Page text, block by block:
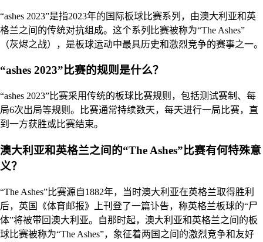
“ashes 2023”是指2023年的国际板球比赛系列，由澳大利亚和英
格兰之间的传统对抗组成。这个系列比赛被称为“The Ashes”
（灰烬之战），是板球运动中最具历史和激烈竞争的赛事之一。
“ashes 2023”比赛的规则是什么？
“ashes 2023”比赛采用传统的板球比赛规则，包括测试赛制、每
局6次出局等规则。比赛通常持续数天，每天进行一局比赛，直
到一方获胜或比赛结束。
澳大利亚和英格兰之间的“The Ashes”比赛有何特殊意
义？
“The Ashes”比赛源自1882年，当时澳大利亚在英格兰取得胜利
后，英国《体育邮报》上刊登了一篇讣告，称英格兰板球的“尸
体”将被带回澳大利亚。自那时起，澳大利亚和英格兰之间的板
球比赛被称为“The Ashes”，象征着两国之间的激烈竞争和友好